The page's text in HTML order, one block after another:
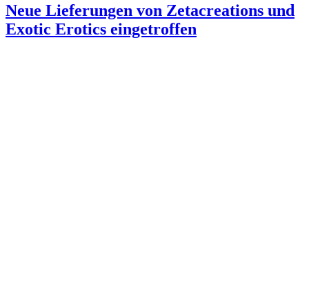
Neue Lieferungen von Zetacreations und
Exotic Erotics eingetroffen